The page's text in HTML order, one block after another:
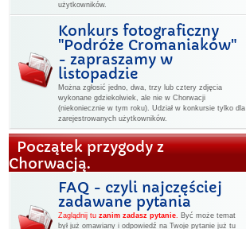
użytkowników.
Konkurs fotograficzny
"Podróże Cromaniaków"
- zapraszamy w
listopadzie
Można zgłosić jedno, dwa, trzy lub cztery zdjęcia
wykonane gdziekolwiek, ale nie w Chorwacji
(niekoniecznie w tym roku). Udział w konkursie tylko dla
zarejestrowanych użytkowników.
Początek przygody z
Chorwacją.
FAQ - czyli najczęściej
zadawane pytania
Zaglądnij tu zanim zadasz pytanie. Być może temat
był już omawiany i odpowiedź na Twoje pytanie już tu